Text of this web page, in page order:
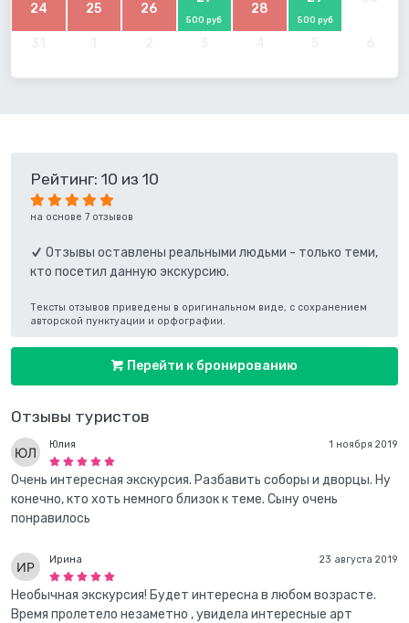
24 25 26
500 руб
28
500 руб
Отзывы туристов
1 ноября 2019
Юлия
Очень интересная экскурсия. Разбавить соборы и дворцы. Ну
конечно, кто хоть немного близок к теме. Сыну очень
понравилось
23 августа 2019
Ирина
Необычная экскурсия! Будет интересна в любом возрасте.
Время пролетело незаметно , увидела интересные арт
Рейтинг: 10 из 10
на основе 7 отзывов
Отзывы оставлены реальными людьми - только теми,
кто посетил данную экскурсию.
Тексты отзывов приведены в оригинальном виде, с сохранением
авторской пунктуации и орфографии.
Перейти к бронированию